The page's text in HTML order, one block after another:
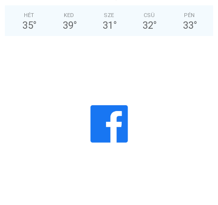
HÉT
35°
KED
39°
SZE
31 °
CSÜ
32°
PÉN
33°